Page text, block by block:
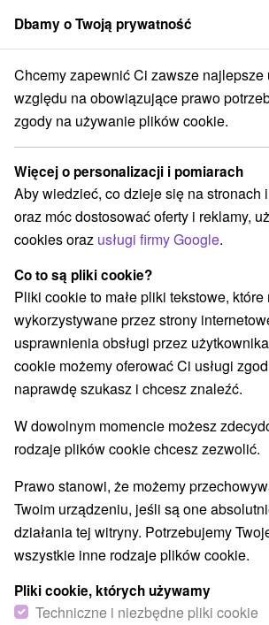
członek grupySorger
Prešovský kraj Uličské Krivé Chata pod
Chata pod Rožkom
Uličské Krivé
Rezerwacja i wybór
Przejdź do lokalizacji
O URZĄDZENIA SPECJALNE
Dbamy o Twoją prywatność
Chcemy zapewnić Ci zawsze najlepsze
względu na obowiązujące prawo
zgody na używanie plików cookie.
Więcej o personalizacji i pomiarach
Aby wiedzieć, co dzieje się na stronach
oraz móc dostosować oferty i reklamy,
cookies oraz usługi firmy Google.
Co to są pliki cookie?
Pliki cookie to małe pliki tekstowe, które
wykorzystywane przez strony
usprawnienia obsługi przez
cookie możemy oferować Ci usługi
naprawdę szukasz i chcesz znaleźć.
W dowolnym momencie możesz
rodzaje plików cookie chcesz zezwolić.
Prawo stanowi, że możemy
Twoim urządzeniu, jeśli są one
działania tej witryny. Potrzebujemy
wszystkie inne rodzaje plików cookie.
Pliki cookie, których używamy
Techniczne i niezbędne pliki cookie